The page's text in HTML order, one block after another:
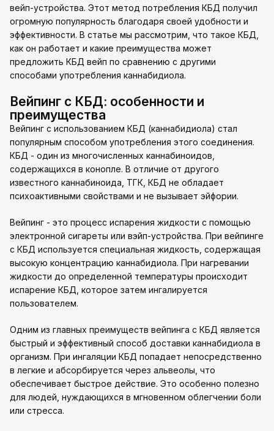
вейп-устройства. Этот метод потребления КБД получил
огромную популярность благодаря своей удобности и
эффективности. В статье мы рассмотрим, что такое КБД,
как он работает и какие преимущества может
предложить КБД вейп по сравнению с другими
способами употребления каннабидиола.
Вейпинг с КБД: особенности и
преимущества
Вейпинг с использованием КБД (каннабидиола) стал
популярным способом употребления этого соединения.
КБД - один из многочисленных каннабиноидов,
содержащихся в конопле. В отличие от другого
известного каннабиноида, ТГК, КБД не обладает
психоактивными свойствами и не вызывает эйфории.
Вейпинг - это процесс испарения жидкости с помощью
электронной сигареты или вэйп-устройства. При вейпинге
с КБД используется специальная жидкость, содержащая
высокую концентрацию каннабидиола. При нагревании
жидкости до определенной температуры происходит
испарение КБД, которое затем ингалируется
пользователем.
Одним из главных преимуществ вейпинга с КБД является
быстрый и эффективный способ доставки каннабидиола в
организм. При ингаляции КБД попадает непосредственно
в легкие и абсорбируется через альвеолы, что
обеспечивает быстрое действие. Это особенно полезно
для людей, нуждающихся в мгновенном облегчении боли
или стресса.